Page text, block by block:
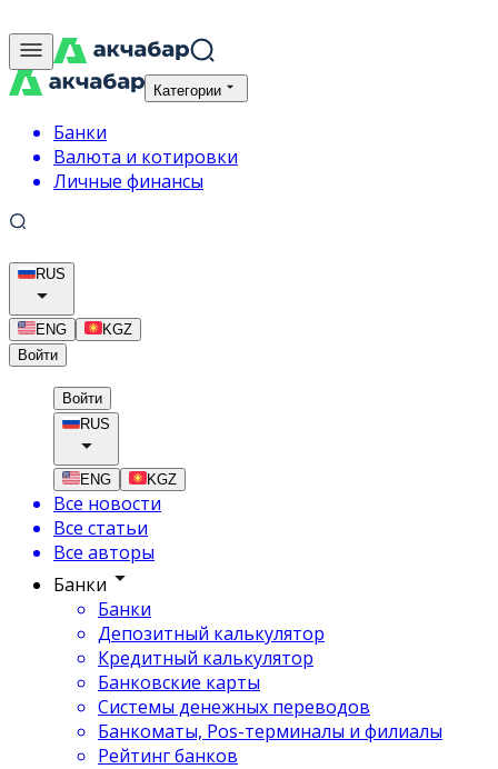
Категории
Банки
Валюта и котировки
Личные финансы
RUS
ENG
KGZ
Войти
Войти
RUS
ENG KGZ
Все новости
Все статьи
Все авторы
Банки
Банки
Депозитный калькулятор
Кредитный калькулятор
Банковские карты
Системы денежных переводов
Банкоматы, Pos-терминалы и филиалы
Рейтинг банков